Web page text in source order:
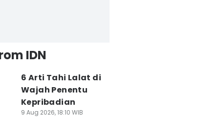
IDN
6 Arti Tahi Lalat di
Wajah Penentu
Kepribadian
9 Aug 2026, 18:10 WIB